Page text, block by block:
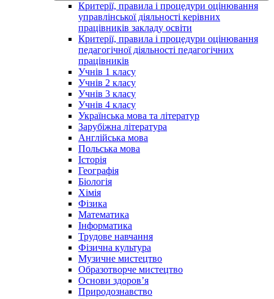
Критерії, правила і процедури оцінювання
управлінської діяльності керівних
працівників закладу освіти
Критерії, правила і процедури оцінювання
педагогічної діяльності педагогічних
працівників
Учнів 1 класу
Учнів 2 класу
Учнів 3 класу
Учнів 4 класу
Українська мова та літератур
Зарубіжна література
Англійська мова
Польська мова
Історія
Географія
Біологія
Хімія
Фізика
Математика
Інформатика
Трудове навчання
Фізична культура
Музичне мистецтво
Образотворче мистецтво
Основи здоров’я
Природознавство